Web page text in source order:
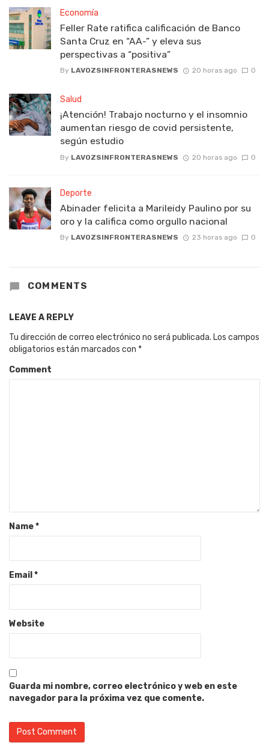
Economía
Feller Rate ratifica calificación de Banco
Santa Cruz en “AA-” y eleva sus
perspectivas a “positiva”
By LAVOZSINFRONTERASNEWS 20 horas ago 0
Salud
¡Atención! Trabajo nocturno y el insomnio
aumentan riesgo de covid persistente,
según estudio
By LAVOZSINFRONTERASNEWS 20 horas ago 0
Deporte
Abinader felicita a Marileidy Paulino por su
oro y la califica como orgullo nacional
By LAVOZSINFRONTERASNEWS 23 horas ago 0
COMMENTS
LEAVE A REPLY
Tu dirección de correo electrónico no será publicada. Los campos
obligatorios están marcados con *
Comment
Name*
Email *
Website
Guarda mi nombre, correo electrónico y web en este
navegador para la próxima vez que comente.